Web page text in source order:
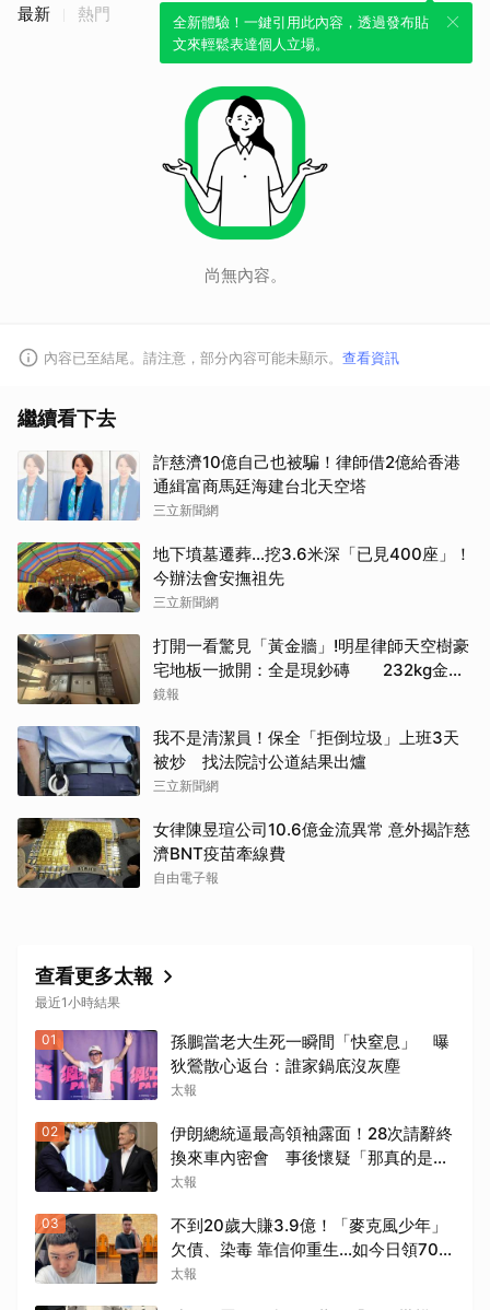
全新體驗！一鍵引用此內容，透過發布貼
文來輕鬆表達個人立場。
最新 熱門
尚無內容。
內容已至結尾。請注意，部分內容可能未顯示。 查看資訊
繼續看下去
詐慈濟10億自己也被騙！律師借2億給香港
通緝富商馬廷海建台北天空塔
三立新聞網
地下墳墓遷葬…挖3.6米深「已見400座」！
今辦法會安撫祖先
三立新聞網
打開一看驚見「黃金牆」!明星律師天空樹豪
宅地板一掀開：全是現鈔磚 232kg金山
震撼影像曝
鏡報
我不是清潔員！保全「拒倒垃圾」上班3天
被炒 找法院討公道結果出爐
三立新聞網
女律陳昱瑄公司10.6億金流異常 意外揭詐慈
濟BNT疫苗牽線費
自由電子報
查看更多太報
最近1小時結果
01
孫鵬當老大生死一瞬間「快窒息」 曝
狄鶯散心返台：誰家鍋底沒灰塵
太報
02
伊朗總統逼最高領袖露面！28次請辭終
換來車內密會 事後懷疑「那真的是他
嗎?」
太報
03
不到20歲大賺3.9億！「麥克風少年」
欠債、染毒 靠信仰重生...如今日領700
元過活
太報